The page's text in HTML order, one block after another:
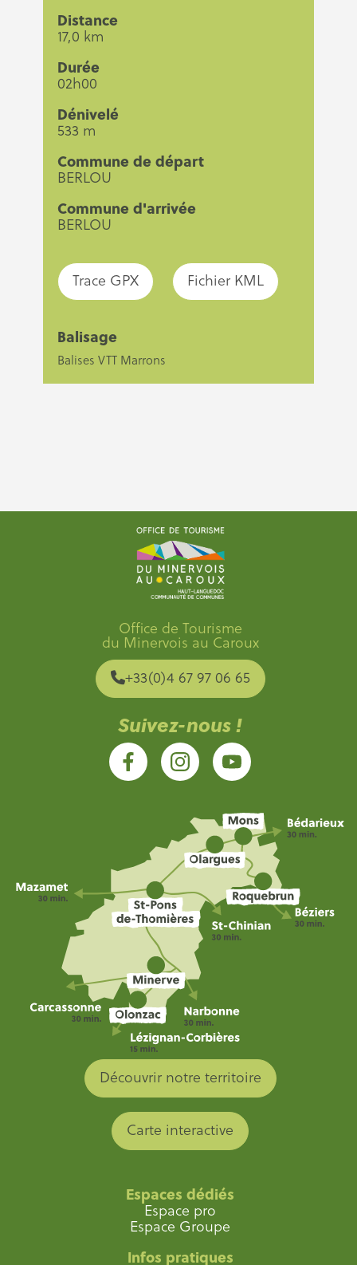
Distance
17,0 km
Durée
02h00
Dénivelé
533 m
Commune de départ
BERLOU
Commune d'arrivée
BERLOU
Trace GPX Fichier KML
Balisage
Balises VTT Marrons
Office de Tourisme
du Minervois au Caroux
+33(0)4 67 97 06 65
Suivez-nous !
Découvrir notre territoire
Carte interactive
Espaces dédiés
Espace pro
Espace Groupe
Infos pratiques